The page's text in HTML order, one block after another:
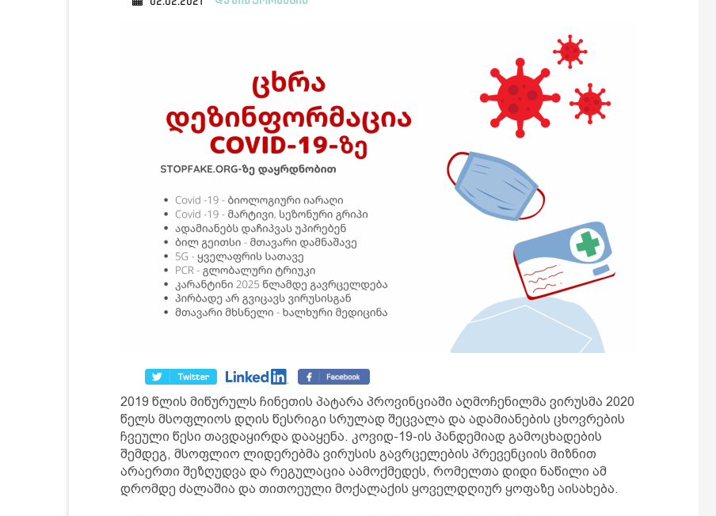
2019 წლის მიწურულს ჩინეთის პატარა პროვინციაში აღმოჩენილმა ვირუსმა 2020
წელს მსოფლიოს დღის წესრიგი სრულად შეცვალა და ადამიანების ცხოვრების
ჩვეული წესი თავდაყირდა დააყენა. კოვიდ-19-ის პანდემიად გამოცხადების
შემდეგ, მსოფლიო ლიდერებმა ვირუსის გავრცელების პრევენციის მიზნით
არაერთი შეზღუდვა და რეგულაცია აამოქმედეს, რომელთა დიდი ნაწილი ამ
დრომდე ძალაშია და თითოეული მოქალაქის ყოველდღიურ ყოფაზე აისახება.